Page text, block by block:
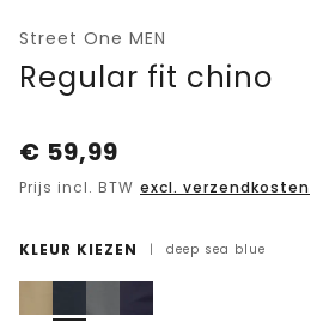
Street One MEN
Regular fit chino
€ 59,99
Prijs incl. BTW excl. verzendkosten
KLEUR KIEZEN | deep sea blue